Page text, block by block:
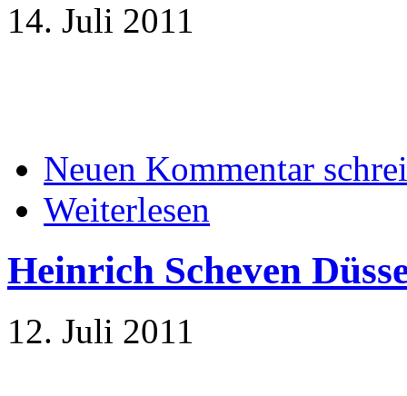
14. Juli 2011
Neuen Kommentar
Weiterlesen
Heinrich Scheven
12. Juli 2011